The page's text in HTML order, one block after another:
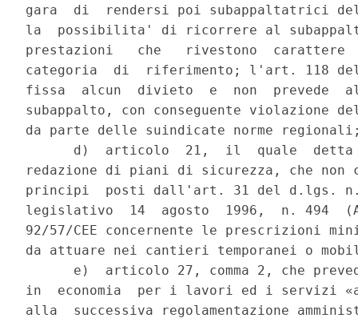
gara  di  rendersi poi subappaltatrici
la  possibilita' di ricorrere al
prestazioni   che   rivestono  carattere
categoria  di  riferimento; l'art. 118 del
fissa  alcun  divieto  e  non  prevede
subappalto, con conseguente violazione
da parte delle suindicate norme
d)  articolo  21,  il  quale
redazione di piani di sicurezza, che non
principi  posti dall'art. 31 del d.lgs. n.
legislativo  14  agosto  1996,  n. 494
92/57/CEE concernente le prescrizioni
da attuare nei cantieri temporanei o
e)  articolo 27, comma 2, che
in  economia  per i lavori ed i servizi
alla  successiva regolamentazione